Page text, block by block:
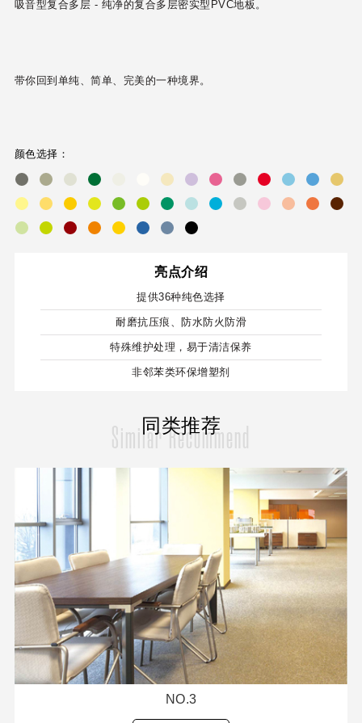
吸音型复合多层 - 纯净的复合多层密实型PVC地板。
带你回到单纯、简单、完美的一种境界。
颜色选择：
亮点介绍
提供36种纯色选择
耐磨抗压痕、防水防火防滑
特殊维护处理，易于清洁保养
非邻苯类环保增塑剂
Similar Recommend
同类推荐
NO.3